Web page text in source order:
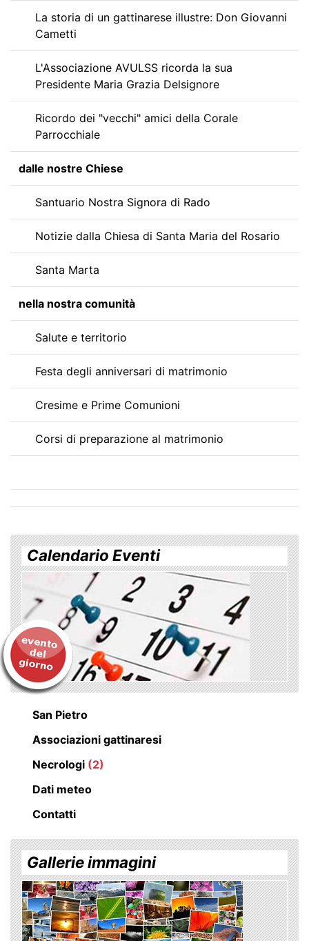
La storia di un gattinarese illustre: Don Giovanni
Cametti
L'Associazione AVULSS ricorda la sua
Presidente Maria Grazia Delsignore
Ricordo dei "vecchi" amici della Corale
Parrocchiale
dalle nostre Chiese
Santuario Nostra Signora di Rado
Notizie dalla Chiesa di Santa Maria del Rosario
Santa Marta
nella nostra comunità
Salute e territorio
Festa degli anniversari di matrimonio
Cresime e Prime Comunioni
Corsi di preparazione al matrimonio
Calendario Eventi
San Pietro
Associazioni gattinaresi
Necrologi (2)
Dati meteo
Contatti
Gallerie immagini